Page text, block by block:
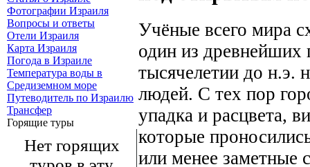
Фотографии Израиля
Вопросы и ответы
Отели Израиля
Карта Израиля
Погода в Израиле
Температура воды в
Средиземном море
Путеводитель по Израилю
Трансфер
Горящие туры
Нет горящих
Учёные всего мира
один из древнейших
тысячелетии до н.э.
людей. С тех пор
упадка и расцвета,
которые
или менее заметные